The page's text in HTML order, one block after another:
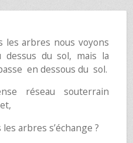
les arbres nous voyons
du sol, mais la
en dessous du sol.
réseau souterrain
arbres s’échange ?